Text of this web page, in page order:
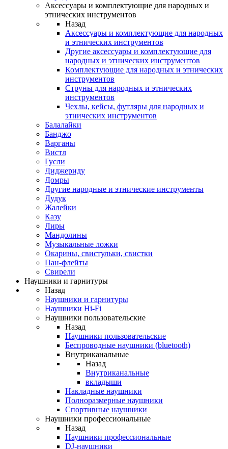
Аксессуары и комплектующие для народных и
этнических инструментов
Назад
Аксессуары и комплектующие для народных
и этнических инструментов
Другие аксессуары и комплектующие для
народных и этнических инструментов
Комплектующие для народных и этнических
инструментов
Струны для народных и этнических
инструментов
Чехлы, кейсы, футляры для народных и
этнических инструментов
Балалайки
Банджо
Варганы
Вистл
Гусли
Диджериду
Домры
Другие народные и этнические инструменты
Дудук
Жалейки
Казу
Лиры
Мандолины
Музыкальные ложки
Окарины, свистульки, свистки
Пан-флейты
Свирели
Наушники и гарнитуры
Назад
Наушники и гарнитуры
Наушники Hi-Fi
Наушники пользовательские
Назад
Наушники пользовательские
Беспроводные наушники (bluetooth)
Внутриканальные
Назад
Внутриканальные
вкладыши
Накладные наушники
Полноразмерные наушники
Спортивные наушники
Наушники профессиональные
Назад
Наушники профессиональные
DJ-наушники